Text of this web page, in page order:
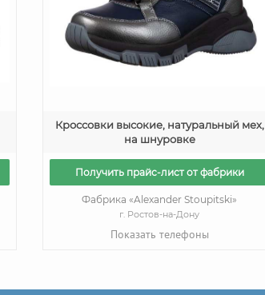
Кроссовки высокие, натуральный мех,
на шнуровке
Получить прайс-лист от фабрики
Фабрика «Alexander Stoupitski»
г. Ростов-на-Дону
Показать телефоны